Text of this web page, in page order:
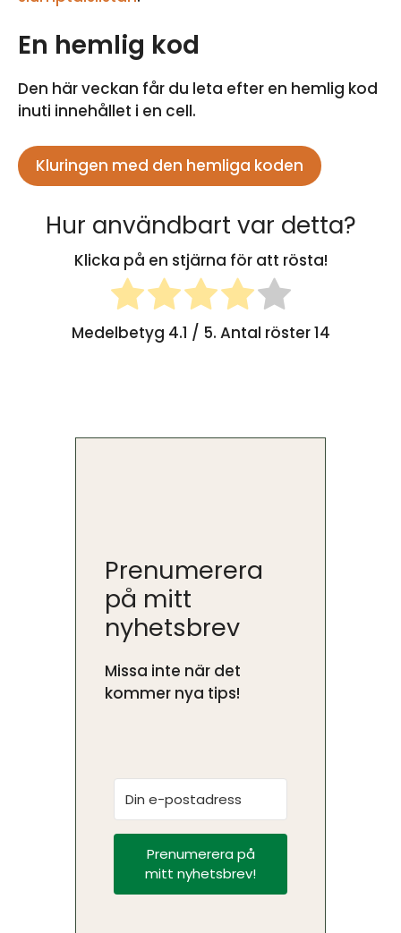
En hemlig kod
Den här veckan får du leta efter en hemlig kod
inuti innehållet i en cell.
Kluringen med den hemliga koden
Hur användbart var detta?
Klicka på en stjärna för att rösta!
Medelbetyg 4.1 / 5. Antal röster14
Prenumerera
på mitt
nyhetsbrev
Missa inte när det
kommer nya tips!
Prenumerera på
mitt nyhetsbrev!